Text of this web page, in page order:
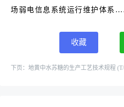
场弱电信息系统运行维护体系
收藏
下页：地黄中水苏糖的生产工艺技术规程